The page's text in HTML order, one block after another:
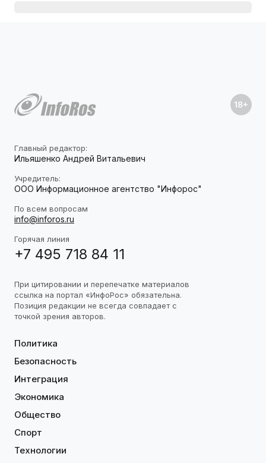
Главный редактор:
Ильяшенко Андрей Витальевич
Учредитель:
ООО Информационное агентство "Инфорос"
По всем вопросам
info@inforos.ru
Горячая линия
+7 495 718 84 11
При цитировании и перепечатке материалов
ссылка на портал «ИнфоРос» обязательна.
Позиция редакции не всегда совпадает с
точкой зрения авторов.
Политика
Безопасность
Интеграция
Экономика
Общество
Спорт
Технологии